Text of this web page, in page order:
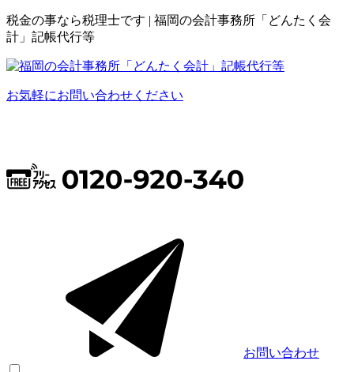
税金の事なら税理士です | 福岡の会計事務所「どんたく会
計」記帳代行等
お気軽にお問い合わせください
お問い合わせ